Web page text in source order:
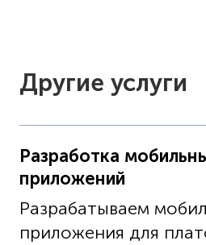
Другие услуги
Разработка
приложений
Разрабатываем
приложения для